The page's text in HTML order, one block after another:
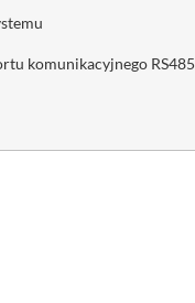
komunikacyjnego RS485